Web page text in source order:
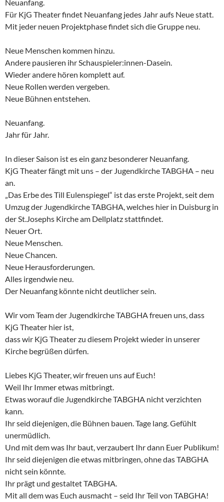
Neuanfang.
Für KjG Theater findet Neuanfang jedes Jahr aufs Neue statt.
Mit jeder neuen Projektphase findet sich die Gruppe neu.
Neue Menschen kommen hinzu.
Andere pausieren ihr Schauspieler:innen-Dasein.
Wieder andere hören komplett auf.
Neue Rollen werden vergeben.
Neue Bühnen entstehen.
Neuanfang.
Jahr für Jahr.
In dieser Saison ist es ein ganz besonderer Neuanfang.
KjG Theater fängt mit uns – der Jugendkirche TABGHA – neu
an.
„Das Erbe des Till Eulenspiegel“ ist das erste Projekt, seit dem
Umzug der Jugendkirche TABGHA, welches hier in Duisburg in
der St.Josephs Kirche am Dellplatz stattfindet.
Neuer Ort.
Neue Menschen.
Neue Chancen.
Neue Herausforderungen.
Alles irgendwie neu.
Der Neuanfang könnte nicht deutlicher sein.
Wir vom Team der Jugendkirche TABGHA freuen uns, dass
KjG Theater hier ist,
dass wir KjG Theater zu diesem Projekt wieder in unserer
Kirche begrüßen dürfen.
Liebes KjG Theater, wir freuen uns auf Euch!
Weil Ihr Immer etwas mitbringt.
Etwas worauf die Jugendkirche TABGHA nicht verzichten
kann.
Ihr seid diejenigen, die Bühnen bauen. Tage lang. Gefühlt
unermüdlich.
Und mit dem was Ihr baut, verzaubert Ihr dann Euer Publikum!
Ihr seid diejenigen die etwas mitbringen, ohne das TABGHA
nicht sein könnte.
Ihr prägt und gestaltet TABGHA.
Mit all dem was Euch ausmacht – seid Ihr Teil von TABGHA!